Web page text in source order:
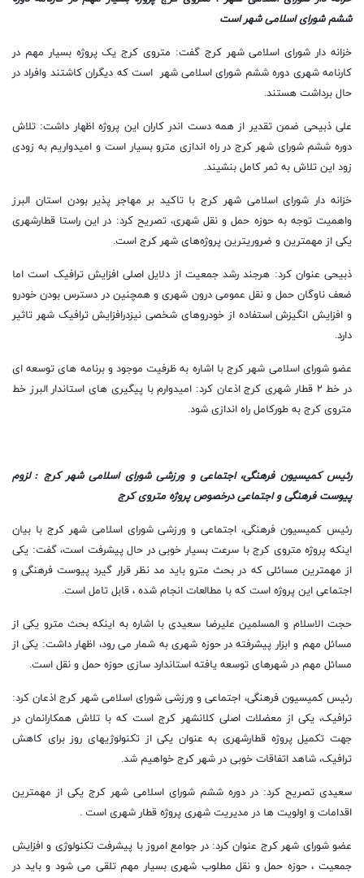
ششم شورای اسلامی شهر است
خزانه دار شورای اسلامی شهر کرج گفت: متروی کرج یک پروژه بسیار مهم در
کارنامه شهری دوره ششم شورای اسلامی شهر است که دیگران کاشتند وافراد در
حال برداشت هستند.
علی ذبیحی ضمن تقدیر از همه دست اندر کاران این پروژه اظهار داشت: تلاش
دوره ششم شورای شهر کرج در راه اندازی مترو بسیار است و امیدواریم به زودی
زود این تلاش به ثمر کامل بنشیند.
خزانه دار شورای اسلامی شهر کرج با تاکید بر مهاجر پذیر بودن استان البرز
واهمیت توجه به حوزه حمل و نقل شهری، تصریح کرد: در این راستا قطارشهری
یکی از مهمترین و ضروریترین پروژه‌های شهر کرج است.
ذبیحی عنوان کرد: هرجند رشد جمعیت از دلایل اصلی افزایش ترافیک است اما
ضعف ناوگان حمل و نقل عمومی درون شهری و همچنین در دسترس بودن خودرو
و افزایش انگیزش استفاده از خودروهای شخصی نیزدرافزایش ترافیک شهر تاثیر
دارد.
عضو شورای اسلامی شهر کرج با اشاره به ظرفیت موجود و برنامه های توسعه ای
در خط ۲ قطار شهری کرج اذعان کرد: امیدوارم با پیگیری های استاندار البرز خط
متروی کرج به طورکامل راه اندازی شود.
رئیس کمیسیون فرهنگی، اجتماعی و ورزشی شورای اسلامی شهر کرج : لزوم
پیوست فرهنگی و اجتماعی درخصوص پروژه متروی کرج
رئیس کمیسیون فرهنگی، اجتماعی و ورزشی شورای اسلامی شهر کرج با بیان
اینکه پروژه متروی کرج با سرعت بسیار خوبی در حال پیشرفت است، گفت: یکی
از مهمترین مسائلی که در بحث مترو باید مد نظر قرار گیرد پیوست فرهنگی و
اجتماعی این پروژه است که با مطالعات انجام شده ، قابل تامل است.
حجت الاسلام و المسلمین علیرضا سعیدی با اشاره به اینکه بحث مترو یکی از
مسائل مهم و ابزار پیشرفته در حوزه شهری به شمار می رود، اظهار داشت: یکی از
مسائل مهم در شهرهای توسعه یافته استاندارد سازی حوزه حمل و نقل است.
رئیس کمیسیون فرهنگی، اجتماعی و ورزشی شورای اسلامی شهر کرج اذعان کرد:
ترافیک، یکی از معضلات اصلی کلانشهر کرج است که با تلاش همکارانمان در
جهت تکمیل پروژه قطارشهری به عنوان یکی از تکنولوژیهای روز برای کاهش
ترافیک، شاهد اتفاقات خوبی در شهر کرج خواهیم شد.
سعیدی تصریح کرد: در دوره ششم شورای اسلامی شهر کرج یکی از مهمترین
اقدامات و اولویت ها در مدیریت شهری پروژه قطار شهری است .
عضو شورای شهر کرج عنوان کرد: در جوامع امروز با پیشرفت تکنولوژی و افزایش
جمعیت ، حوزه حمل و نقل مطلوب شهری بسیار مهم تلقی می شود و باید در